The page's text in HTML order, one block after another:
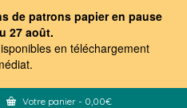
de patrons papier en pause
27 août.
en téléchargement
.
Votre panier - 0,00€